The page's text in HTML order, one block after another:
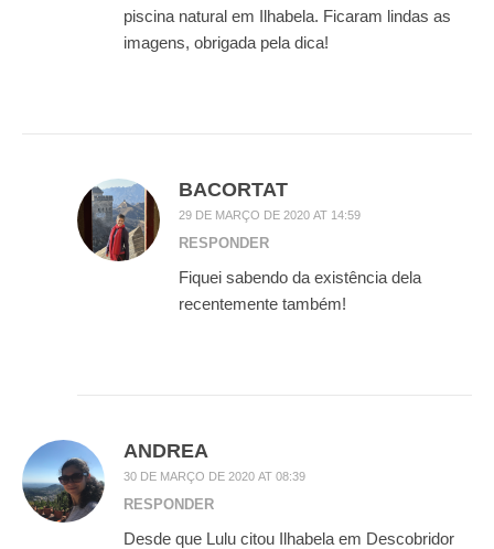
piscina natural em Ilhabela. Ficaram lindas as
imagens, obrigada pela dica!
BACORTAT
29 DE MARÇO DE 2020 AT 14:59
RESPONDER
Fiquei sabendo da existência dela
recentemente também!
ANDREA
30 DE MARÇO DE 2020 AT 08:39
RESPONDER
Desde que Lulu citou Ilhabela em Descobridor